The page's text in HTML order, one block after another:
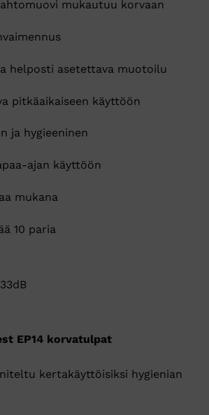
mukautuu korvaan
helposti asetettava muotoilu
pitkäaikaiseen käyttöön
ja hygieeninen
ajan käyttöön
mukana
10 paria
EP14 korvatulpat
kertakäyttöisiksi hygienian